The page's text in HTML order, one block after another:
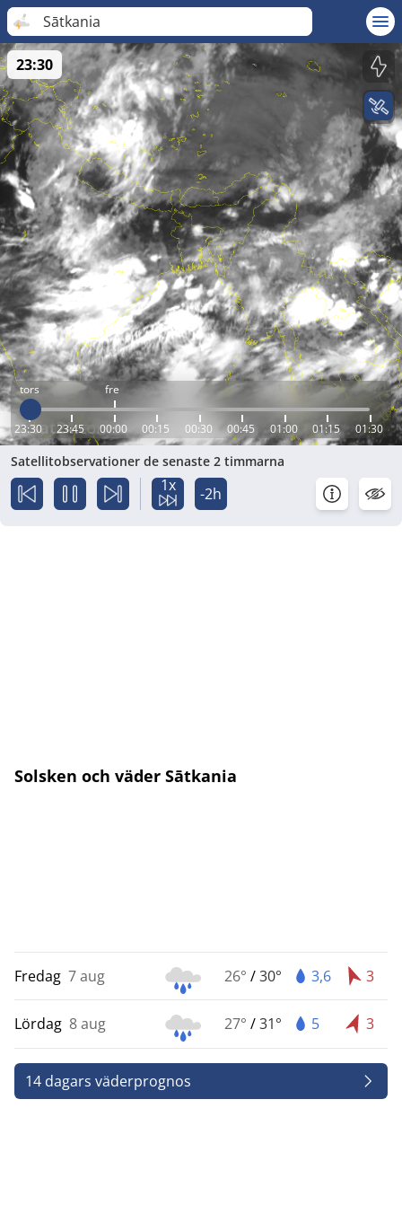
Sātkania
tors fre
23:30 23:45 00:00 00:15 00:30 00:45 01:00 01:15 01:30
23:30
Satellitobservationer de senaste 2 timmarna
1x -2h
Solsken och väder Sātkania
Fredag 7 aug 26° /30° 3,6 3
Lördag 8 aug 27° /31° 5 3
14 dagars väderprognos